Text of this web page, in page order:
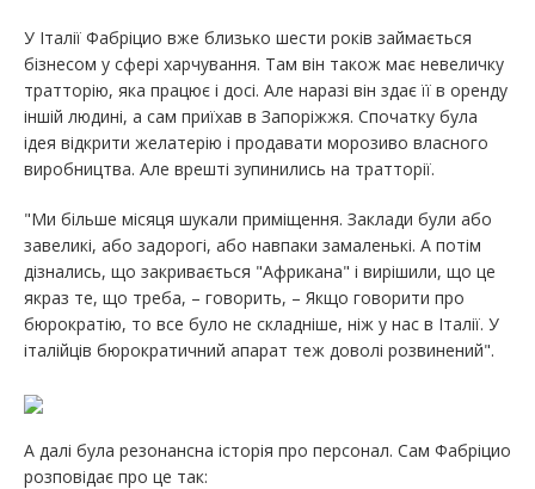
У Італії Фабріцио вже близько шести років займається
бізнесом у сфері харчування. Там він також має невеличку
тратторію, яка працює і досі. Але наразі він здає її в оренду
іншій людині, а сам приїхав в Запоріжжя. Спочатку була
ідея відкрити желатерію і продавати морозиво власного
виробництва. Але врешті зупинились на тратторії.
"Ми більше місяця шукали приміщення. Заклади були або
завеликі, або задорогі, або навпаки замаленькі. А потім
дізнались, що закривається "Африкана" і вирішили, що це
якраз те, що треба, – говорить, – Якщо говорити про
бюрократію, то все було не складніше, ніж у нас в Італії. У
італійців бюрократичний апарат теж доволі розвинений".
А далі була резонансна історія про персонал. Сам Фабріцио
розповідає про це так: